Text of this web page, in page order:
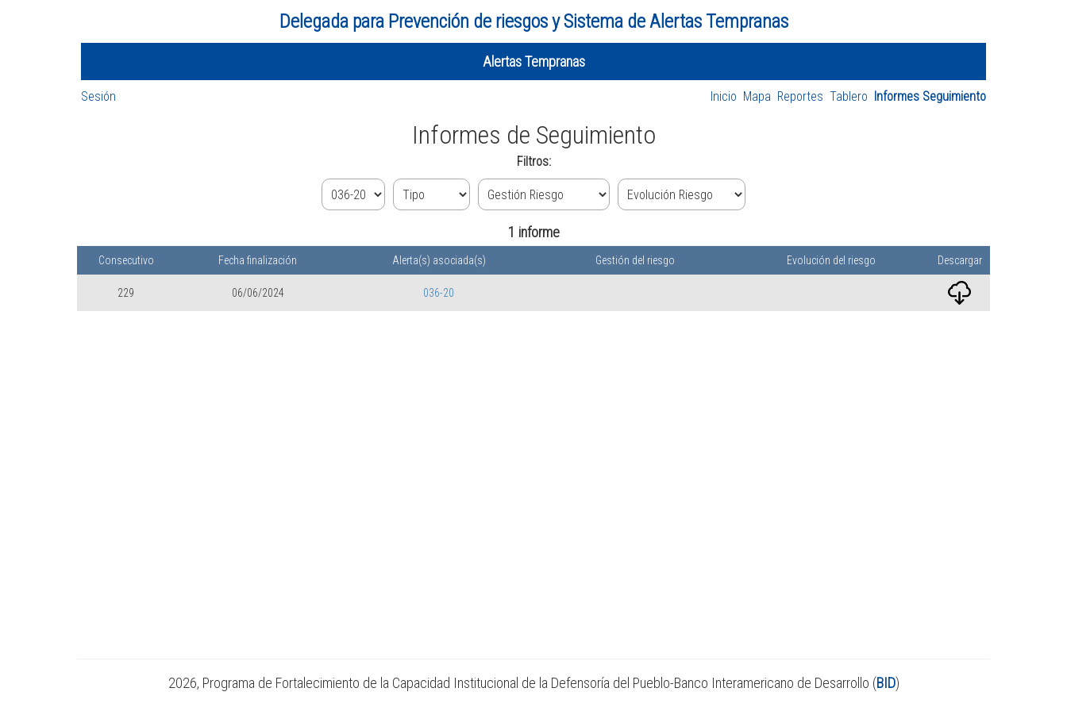
Delegada para Prevención de riesgos y Sistema de Alertas Tempranas
Alertas Tempranas
Inicio Mapa Reportes Tablero Informes Seguimiento
Sesión
Informes de Seguimiento
Filtros:
1 informe
Consecutivo Fecha finalización Alerta(s) asociada(s) Gestión del riesgo Evolución del riesgo Descargar
229 06/06/2024 036-20
2026, Programa de Fortalecimiento de la Capacidad Institucional de la Defensoría del Pueblo-Banco Interamericano de Desarrollo (BID)